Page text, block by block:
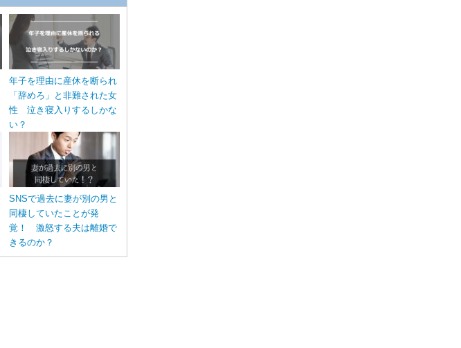
年子を理由に産休を断られ
「辞めろ」と非難された女
性 泣き寝入りするしかな
い？
SNSで過去に妻が別の男と
同棲していたことが発
覚！ 激怒する夫は離婚で
きるのか？